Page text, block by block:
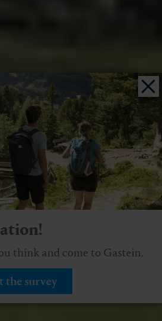
think and come to Gastein.
the survey